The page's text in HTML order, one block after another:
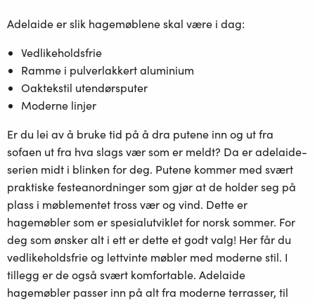
Adelaide er slik hagemøblene skal være i dag:
Vedlikeholdsfrie
Ramme i pulverlakkert aluminium
Oaktekstil utendørsputer
Moderne linjer
Er du lei av å bruke tid på å dra putene inn og ut fra
sofaen ut fra hva slags vær som er meldt? Da er adelaide-
serien midt i blinken for deg. Putene kommer med svært
praktiske festeanordninger som gjør at de holder seg på
plass i møblementet tross vær og vind. Dette er
hagemøbler som er spesialutviklet for norsk sommer. For
deg som ønsker alt i ett er dette et godt valg! Her får du
vedlikeholdsfrie og lettvinte møbler med moderne stil. I
tillegg er de også svært komfortable. Adelaide
hagemøbler passer inn på alt fra moderne terrasser, til